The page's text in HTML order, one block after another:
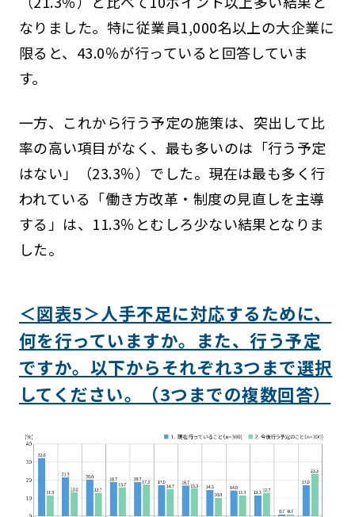
なりました。特に従業員1,000名以上の大企業に
限ると、43.0％が行っていると回答していま
す。
一方、これから行う予定の施策は、突出して比
率の高い項目がなく、最も多いのは「行う予定
はない」（23.3％）でした。現在は最も多く行
われている「働き方改革・制度の見直しを主導
する」は、11.3％とむしろ少ない結果となりま
した。
＜図表5＞人手不足に対応するために、
何を行っていますか。また、行う予定
ですか。以下からそれぞれ3つまで選択
してください。（3つまでの複数回答）